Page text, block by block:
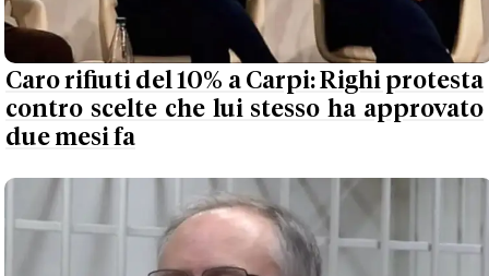
Caro rifiuti del 10% a Carpi: Righi protesta
contro scelte che lui stesso ha approvato
due mesi fa